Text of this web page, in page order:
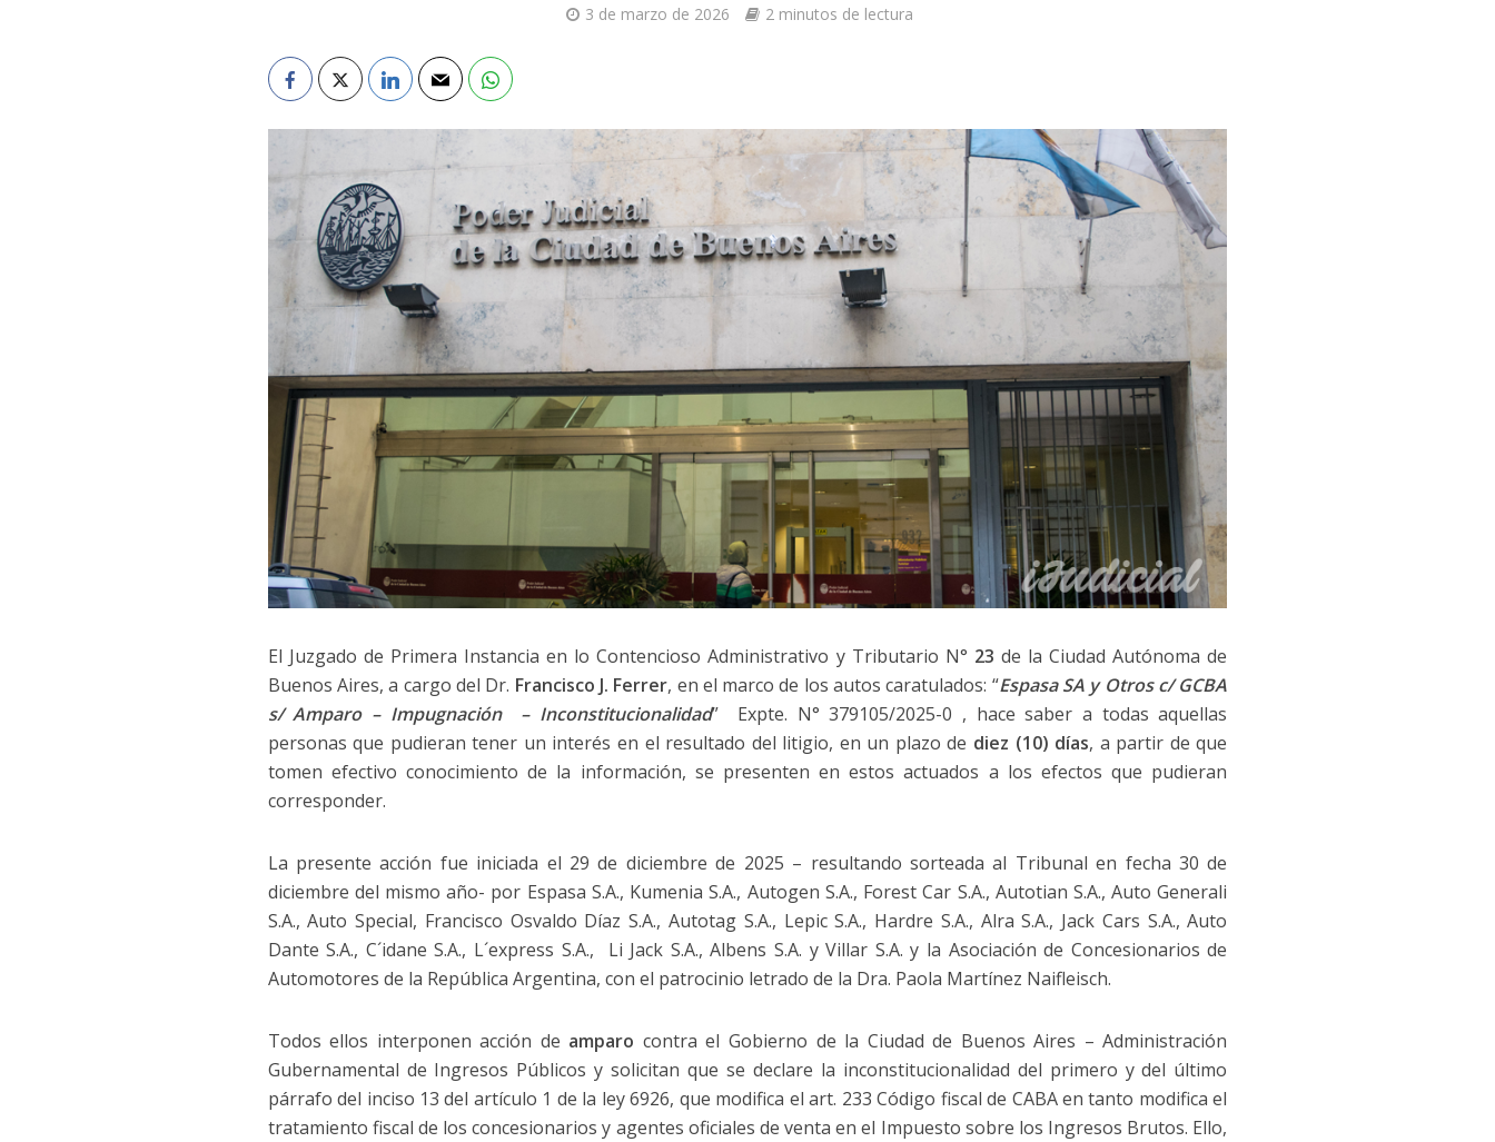
3 de marzo de 2026 2 minutos de lectura
El Juzgado de Primera Instancia en lo Contencioso Administrativo y Tributario N° 23 de la Ciudad Autónoma de
Buenos Aires, a cargo del Dr. Francisco J. Ferrer, en el marco de los autos caratulados: “Espasa SA y Otros c/ GCBA
s/ Amparo – Impugnación – Inconstitucionalidad” Expte. N° 379105/2025-0 , hace saber a todas aquellas
personas que pudieran tener un interés en el resultado del litigio, en un plazo de diez (10) días, a partir de que
tomen efectivo conocimiento de la información, se presenten en estos actuados a los efectos que pudieran
corresponder.
La presente acción fue iniciada el 29 de diciembre de 2025 – resultando sorteada al Tribunal en fecha 30 de
diciembre del mismo año- por Espasa S.A., Kumenia S.A., Autogen S.A., Forest Car S.A., Autotian S.A., Auto Generali
S.A., Auto Special, Francisco Osvaldo Díaz S.A., Autotag S.A., Lepic S.A., Hardre S.A., Alra S.A., Jack Cars S.A., Auto
Dante S.A., C´idane S.A., L´express S.A., Li Jack S.A., Albens S.A. y Villar S.A. y la Asociación de Concesionarios de
Automotores de la República Argentina, con el patrocinio letrado de la Dra. Paola Martínez Naifleisch.
Todos ellos interponen acción de amparo contra el Gobierno de la Ciudad de Buenos Aires – Administración
Gubernamental de Ingresos Públicos y solicitan que se declare la inconstitucionalidad del primero y del último
párrafo del inciso 13 del artículo 1 de la ley 6926, que modifica el art. 233 Código fiscal de CABA en tanto modifica el
tratamiento fiscal de los concesionarios y agentes oficiales de venta en el Impuesto sobre los Ingresos Brutos. Ello,